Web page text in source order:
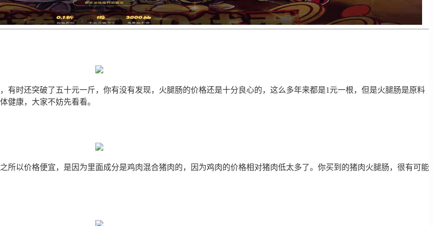
有时还突破了五十元一斤，你有没有发现，火腿肠的价格还是十分良心的，这么多年来都是1元一根，但是火腿肠是原料
健康，大家不妨先看看。
所以价格便宜，是因为里面成分是鸡肉混合猪肉的，因为鸡肉的价格相对猪肉低太多了。你买到的猪肉火腿肠，很有可能